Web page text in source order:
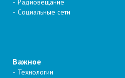
Радиовещание
Социальные сети
Важное
Технологии